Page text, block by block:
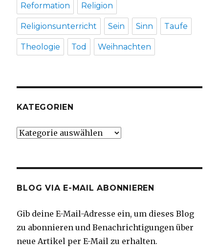
Reformation Religion
Religionsunterricht Sein Sinn Taufe
Theologie Tod Weihnachten
KATEGORIEN
Kategorien
BLOG VIA E-MAIL ABONNIEREN
Gib deine E-Mail-Adresse ein, um dieses Blog
zu abonnieren und Benachrichtigungen über
neue Artikel per E-Mail zu erhalten.